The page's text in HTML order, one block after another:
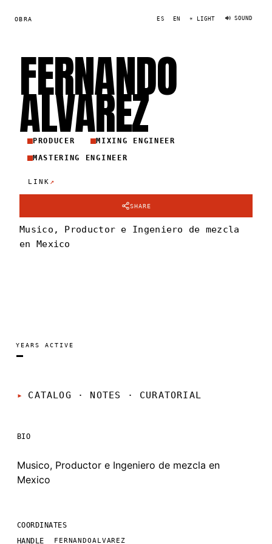
OBRA ES EN ☀ LIGHT 🔊 SOUND
FERNANDO
ALVAREZ
PRODUCER
MIXING ENGINEER
MASTERING ENGINEER
LINK ↗
SHARE
Musico, Productor e Ingeniero de mezcla
en Mexico
YEARS ACTIVE
—
CATALOG · NOTES · CURATORIAL
BIO
Musico, Productor e Ingeniero de mezcla en
Mexico
COORDINATES
HANDLE
FERNANDOALVAREZ